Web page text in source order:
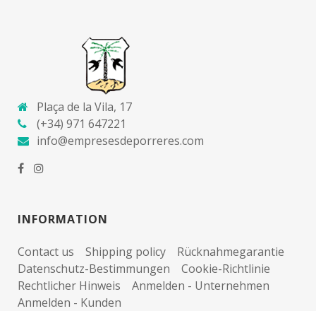
Plaça de la Vila, 17
(+34) 971 647221
info@empresesdeporreres.com
INFORMATION
Contact us Shipping policy
Rücknahmegarantie
Datenschutz-Bestimmungen
Cookie-Richtlinie
Rechtlicher Hinweis
Anmelden - Unternehmen
Anmelden - Kunden